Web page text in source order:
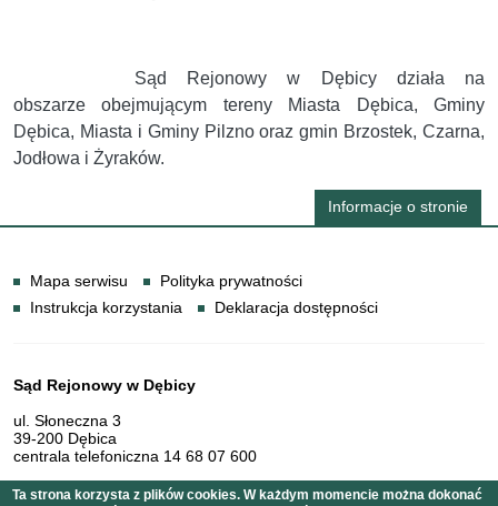
Sąd Rejonowy w Dębicy działa na
obszarze obejmującym tereny Miasta Dębica, Gminy
Dębica, Miasta i Gminy Pilzno oraz gmin Brzostek, Czarna,
Jodłowa i Żyraków.
Informacje o stronie
Mapa serwisu
Polityka prywatności
Instrukcja korzystania
Deklaracja dostępności
Dane teleadresowe
Sąd Rejonowy w Dębicy
ul. Słoneczna 3
39-200 Dębica
centrala telefoniczna 14 68 07 600
Ta strona korzysta z plików cookies. W każdym momencie można dokonać